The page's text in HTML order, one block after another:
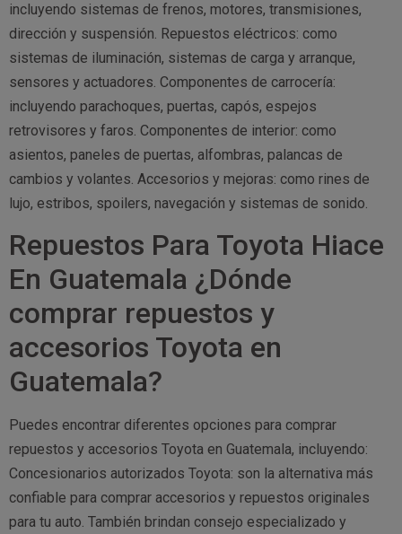
incluyendo sistemas de frenos, motores, transmisiones,
dirección y suspensión. Repuestos eléctricos: como
sistemas de iluminación, sistemas de carga y arranque,
sensores y actuadores. Componentes de carrocería:
incluyendo parachoques, puertas, capós, espejos
retrovisores y faros. Componentes de interior: como
asientos, paneles de puertas, alfombras, palancas de
cambios y volantes. Accesorios y mejoras: como rines de
lujo, estribos, spoilers, navegación y sistemas de sonido.
Repuestos Para Toyota Hiace
En Guatemala ¿Dónde
comprar repuestos y
accesorios Toyota en
Guatemala?
Puedes encontrar diferentes opciones para comprar
repuestos y accesorios Toyota en Guatemala, incluyendo:
Concesionarios autorizados Toyota: son la alternativa más
confiable para comprar accesorios y repuestos originales
para tu auto. También brindan consejo especializado y